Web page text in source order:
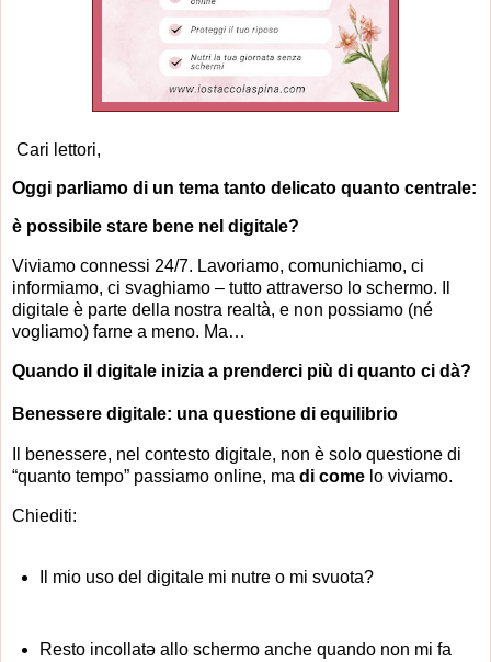
Cari lettori,
Oggi parliamo di un tema tanto delicato quanto centrale:
è possibile stare bene nel digitale?
Viviamo connessi 24/7. Lavoriamo, comunichiamo, ci
informiamo, ci svaghiamo – tutto attraverso lo schermo. Il
digitale è parte della nostra realtà, e non possiamo (né
vogliamo) farne a meno. Ma…
Quando il digitale inizia a prenderci più di quanto ci dà?
Benessere digitale: una questione di equilibrio
Il benessere, nel contesto digitale, non è solo questione di
“quanto tempo” passiamo online, ma di come lo viviamo.
Chiediti:
Il mio uso del digitale mi nutre o mi svuota?
Resto incollatə allo schermo anche quando non mi fa